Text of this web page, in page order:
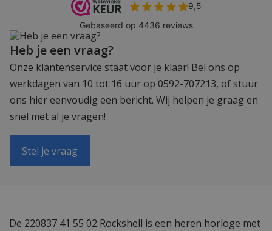
Heb je een vraag?
Onze klantenservice staat voor je klaar! Bel ons op
werkdagen van 10 tot 16 uur op 0592-707213, of stuur
ons hier eenvoudig een bericht. Wij helpen je graag en
snel met al je vragen!
Stel je vraag
De 220837 41 55 02 Rockshell is een heren horloge met